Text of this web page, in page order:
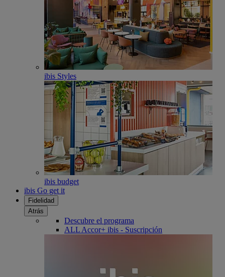
ibis Styles
ibis budget
ibis Go get it
Fidelidad
Atrás
Descubre el programa
ALL Accor+ ibis - Suscripción